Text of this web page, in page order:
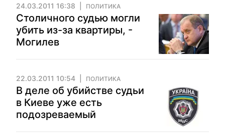
24.03.2011 16:38 ПОЛИТИКА
Столичного судью могли
убить из-за квартиры, -
Могилев
22.03.2011 10:54 ПОЛИТИКА
В деле об убийстве судьи
в Киеве уже есть
подозреваемый